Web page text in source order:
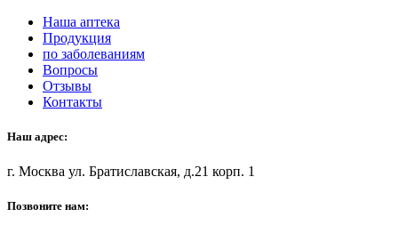
Наша аптека
Продукция
по заболеваниям
Вопросы
Отзывы
Контакты
Наш адрес:
г. Москва ул. Братиславская, д.21 корп. 1
Позвоните нам: